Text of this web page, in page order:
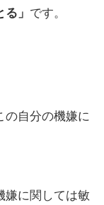
」 です。
の自分の機嫌に
嫌に関しては敏